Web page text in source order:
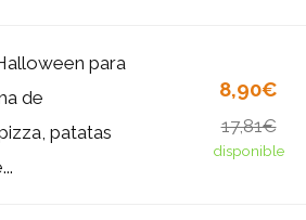
para
de
patatas
8,90€
17,81€
disponible